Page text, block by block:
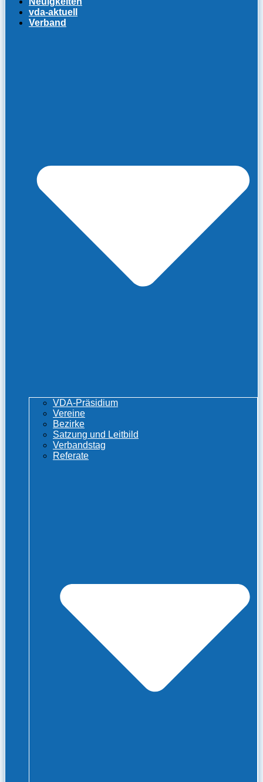
vda-aktuell
Verband
VDA-Präsidium
Vereine
Bezirke
Satzung und Leitbild
Verbandstag
Referate